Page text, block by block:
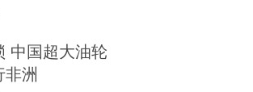
中国超大油轮
非洲